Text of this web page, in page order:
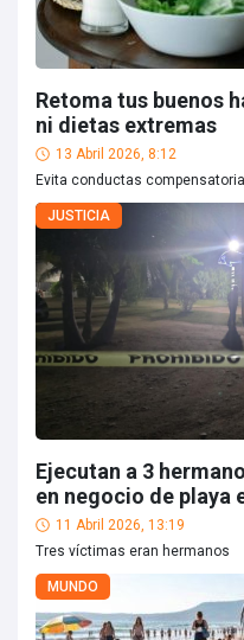
Retoma tus buenos
ni dietas extremas
13 Abril 2026, 8:12
Evita conductas
JUSTICIA
Ejecutan a 3
en negocio de playa
11 Abril 2026, 13:19
Tres víctimas eran hermanos
MUNDO